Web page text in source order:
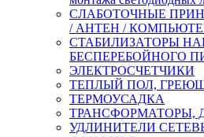
СЛАБОТОЧНЫЕ
/ АНТЕН /
СТАБИЛИЗАТОРЫ
БЕСПЕРЕБОЙНОГО
ЭЛЕКТРОСЧЕТЧИКИ
ТЕПЛЫЙ ПОЛ,
ТЕРМОУСАДКА
ТРАНСФОРМАТОРЫ,
УДЛИНИТЕЛИ